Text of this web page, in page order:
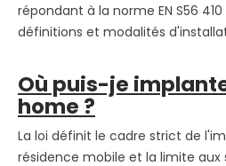
répondant à la norme EN S56
définitions et modalités
Où puis-je
home ?
La loi définit le cadre strict de
résidence mobile et la limite aux